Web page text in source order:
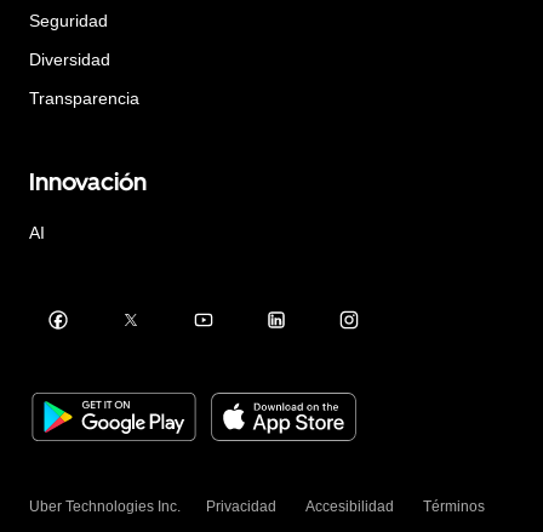
Seguridad
Diversidad
Transparencia
Innovación
AI
Uber Technologies Inc. Privacidad Accesibilidad Términos